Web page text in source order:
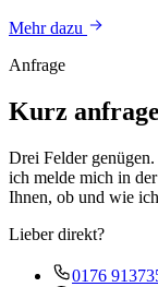
Mehr dazu
Anfrage
Kurz
Drei Felder
ich melde mich in
Ihnen, ob und wie
Lieber direkt?
0176